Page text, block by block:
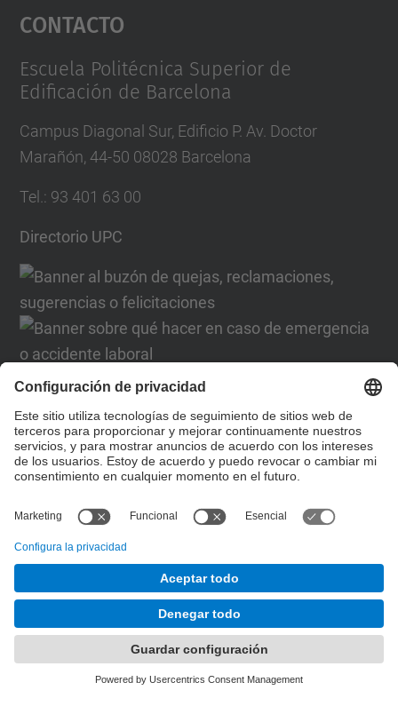
powered by
Contacto
Escuela Politécnica Superior de
Edificación de Barcelona
Campus Diagonal Sur, Edificio P. Av. Doctor
Marañón, 44-50 08028 Barcelona
Tel. : 93 401 63 00
Directorio UPC
Formulario de contacto
Lista Redes Sociales
Desarrollado con